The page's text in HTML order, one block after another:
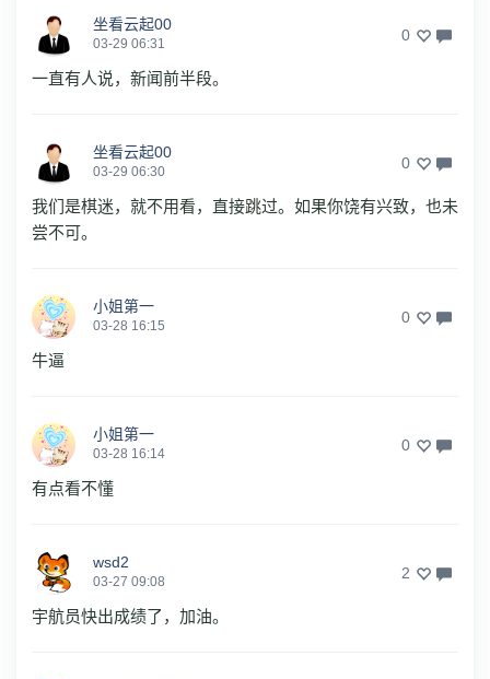
坐看云起00
03-29 06:31 0
一直有人说，新闻前半段。
坐看云起00
03-29 06:30 0
我们是棋迷，就不用看，直接跳过。如果你饶有兴致，也未
尝不可。
小姐第一
03-28 16:15 0
牛逼
小姐第一
03-28 16:14 0
有点看不懂
wsd2
03-27 09:08 2
宇航员快出成绩了，加油。